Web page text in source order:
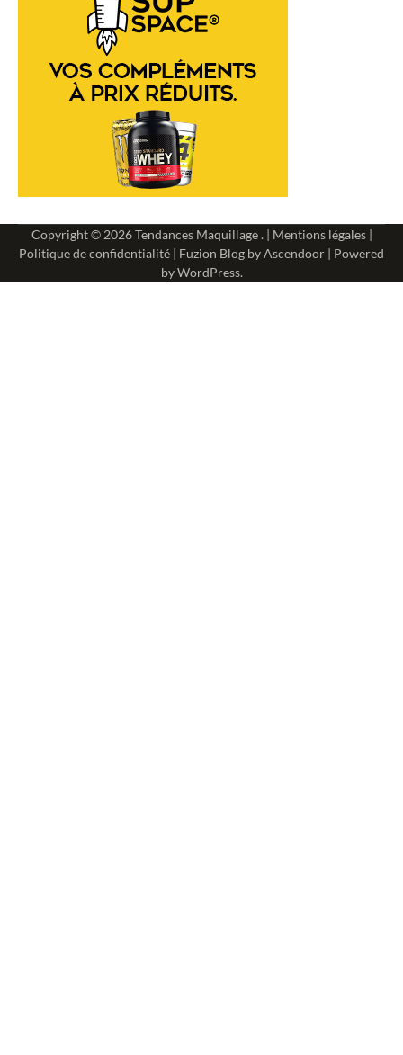
Copyright © 2026Tendances Maquillage. | Mentions légales|
Politique de confidentialité | Fuzion Blog byAscendoor | Powered
byWordPress.